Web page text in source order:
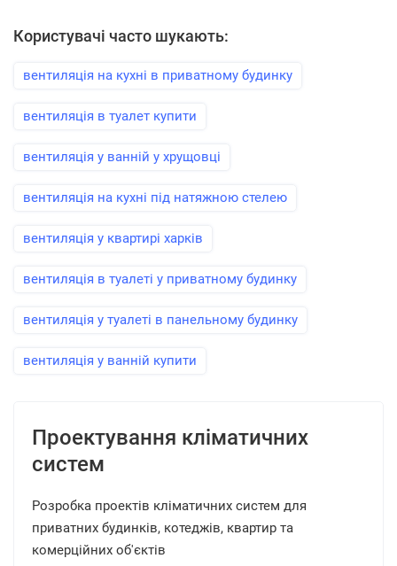
Користувачі часто шукають:
вентиляція на кухні в приватному будинку
вентиляція в туалет купити
вентиляція у ванній у хрущовці
вентиляція на кухні під натяжною стелею
вентиляція у квартирі харків
вентиляція в туалеті у приватному будинку
вентиляція у туалеті в панельному будинку
вентиляція у ванній купити
Проектування кліматичних
систем
Розробка проектів кліматичних систем для
приватних будинків, котеджів, квартир та
комерційних об'єктів